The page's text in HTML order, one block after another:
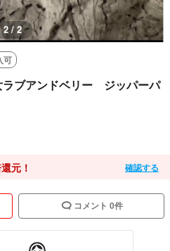
2 / 2
可
ラブアンドベリー ジッパーパ
元！ 確認する
コメント 0件